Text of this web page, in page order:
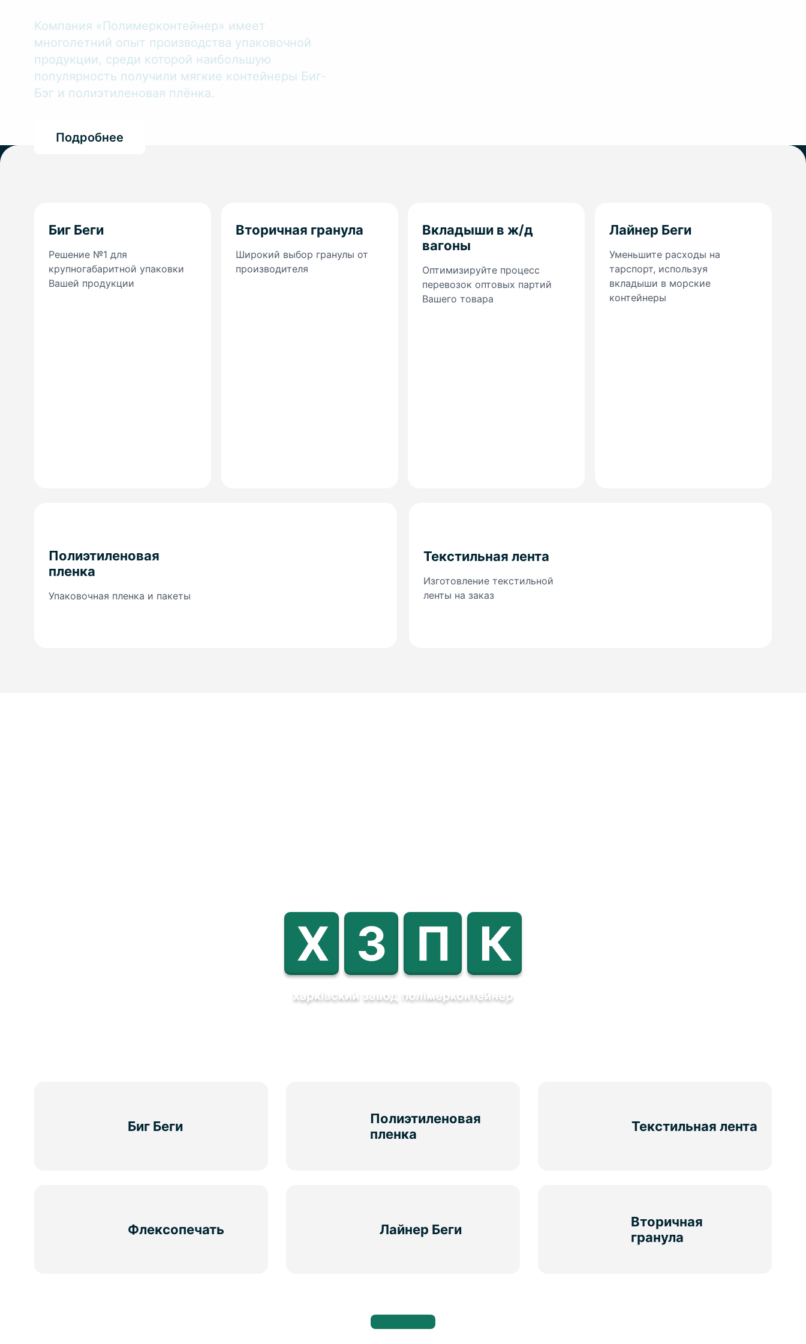
Компания «Полимерконтейнер» имеет
многолетний опыт производства упаковочной
продукции, среди которой наибольшую
популярность получили мягкие контейнеры Биг-
Бэг и полиэтиленовая плёнка.
Подробнее
Биг Беги
Решение №1 для
крупногабаритной упаковки
Вашей продукции
Вторичная гранула
Широкий выбор гранулы от
производителя
Вкладыши в ж/д
вагоны
Оптимизируйте процесс
перевозок оптовых партий
Вашего товара
Лайнер Беги
Уменьшите расходы на
тарспорт, используя
вкладыши в морские
контейнеры
Полиэтиленовая
пленка
Упаковочная пленка и пакеты
Текстильная лента
Изготовление текстильной
ленты на заказ
Биг Беги
Полиэтиленовая
пленка
Текстильная лента
Флексопечать Лайнер Беги
Вторичная
гранула